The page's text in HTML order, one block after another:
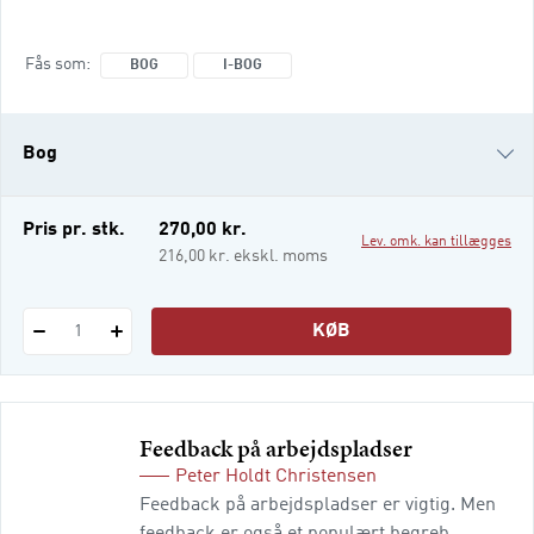
resultatinformation er mange. Det kan
fremme gennemsigtighed og an
Fås som BOG I-BOG
Bog
i-bog
Pris pr. stk. 270,00 kr.
216,00 kr. ekskl. moms
Lev. omk. kan tillægges
1 KØB
Feedback på arbejdspladser
Peter Holdt Christensen
Feedback på arbejdspladser er vigtig. Men